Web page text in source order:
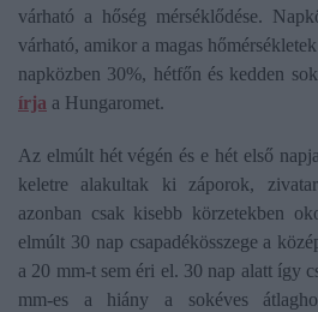
várható a hőség mérséklődése.
várható, amikor a magas
napközben 30%, hétfőn és kedden
írja a Hungaromet.
Az elmúlt hét végén és e hét első
keletre alakultak ki záporok,
azonban csak kisebb körzetekben
elmúlt 30 nap csapadékösszege a
a 20 mm-t sem éri el. 30 nap alatt így
mm-es a hiány a sokéves